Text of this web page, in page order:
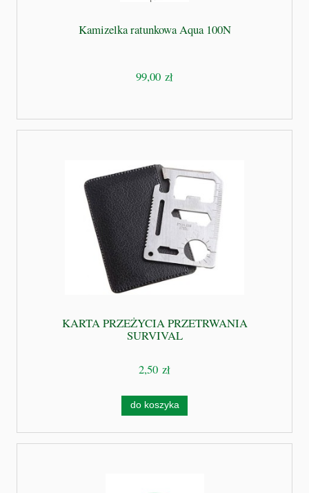
Kamizelka ratunkowa Aqua 100N
99,00 zł
KARTA PRZEŻYCIA PRZETRWANIA
SURVIVAL
2,50 zł
do koszyka